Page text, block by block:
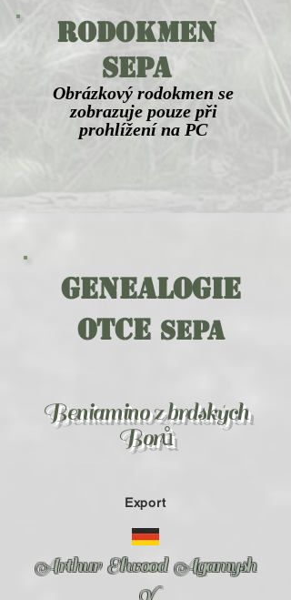
Obrázkový rodokmen se
zobrazuje pouze při
prohlížení na PC
Rodokmen
SEPA
Genealogie
otce Sepa
Beniamino z brdských
Borů
Export
Arthur Elwood Agamysh